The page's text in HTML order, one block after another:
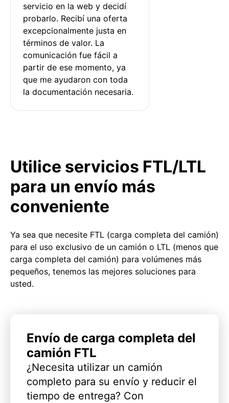
servicio en la web y decidí
probarlo. Recibí una oferta
excepcionalmente justa en
términos de valor. La
comunicación fue fácil a
partir de ese momento, ya
que me ayudaron con toda
la documentación necesaria.
Utilice servicios FTL/LTL
para un envío más
conveniente
Ya sea que necesite FTL (carga completa del camión)
para el uso exclusivo de un camión o LTL (menos que
carga completa del camión) para volúmenes más
pequeños, tenemos las mejores soluciones para
usted.
Envío de carga completa del
camión FTL
¿Necesita utilizar un camión
completo para su envío y reducir el
tiempo de entrega? Con